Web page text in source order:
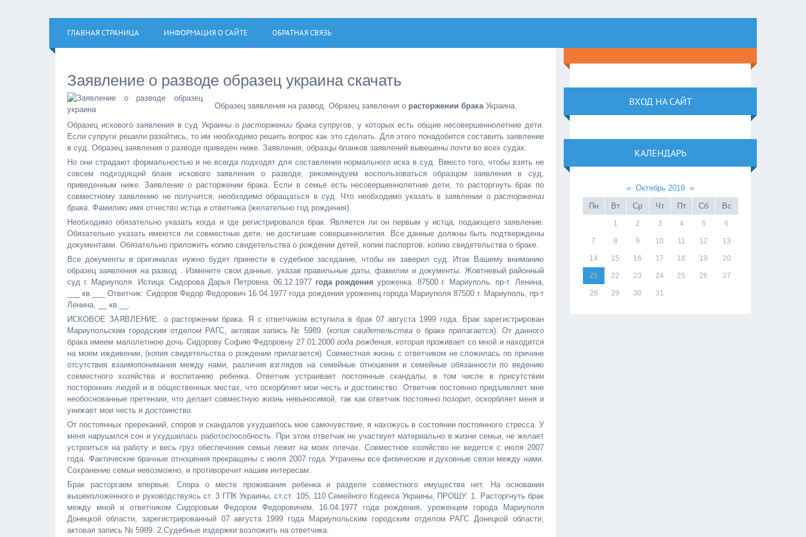
ГЛАВНАЯ СТРАНИЦА ИНФОРМАЦИЯ О САЙТЕ ОБРАТНАЯ СВЯЗЬ
Заявление о разводе образец украина скачать
Образец заявления на развод. Образец заявления о расторжении бракаУкраина.
Образец искового заявления в суд Украины орасторжении бракасупругов, у которых есть общие несовершеннолетние дети.
Если супруги решили разойтись, то им необходимо решить вопрос как это сделать. Для этого понадобится составить заявление
в суд. Образец заявления о разводе приведен ниже. Заявления, образцы бланков заявлений вывешены почти во всех судах.
Но они страдают формальностью и не всегда подходят для составления нормального иска в суд. Вместо того, чтобы взять не
совсем подходящий бланк искового заявления о разводе, рекомендуем воспользоваться образцом заявления в суд,
приведенным ниже. Заявление о расторжении брака. Если в семье есть несовершеннолетние дети, то расторгнуть брак по
совместному заявлению не получится, необходимо обращаться в суд. Что необходимо указать в заявлении о расторжении
брака. Фамилию имя отчество истца и ответчика (желательно год рождения).
Необходимо обязательно указать когда и где регистрировался брак. Является ли он первым у истца, подающего заявление.
Обязательно указать имеются ли совместные дети, не достигшие совершеннолетия. Все данные должны быть подтверждены
документами. Обязательно приложить копию свидетельства о рождении детей, копии паспортов, копию свидетельства о браке.
Все документы в оригиналах нужно будет принести в судебное заседание, чтобы их заверил суд. Итак Вашему вниманию
образец заявления на развод . Измените свои данные, указав правильные даты, фамилии и документы. Жовтневый районный
суд г. Мариуполя. Истица: Сидорова Дарья Петровна. 06.12.1977 года рождения уроженка. 87500 г. Мариуполь. пр-т. Ленина,
___ кв.___ Ответчик: Сидоров Федор Федорович 16.04.1977 года рождения уроженец города Мариуполя 87500 г. Мариуполь, пр-т
Ленина, __ кв.__.
ИСКОВОЕ ЗАЯВЛЕНИЕ. о расторжении брака. Я с ответчиком вступила в брак 07 августа 1999 года. Брак зарегистрирован
Мариупольским городским отделом РАГС, актовая запись № 5989. (копия свидетельства о браке прилагается). От данного
брака имеем малолетнюю дочь Сидорову Софию Федоровну 27.01.2000года рождения, которая проживает со мной и находится
на моем иждивении, (копия свидетельства о рождении прилагается). Совместная жизнь с ответчиком не сложилась по причине
отсутствия взаимопонимания между нами, различия взглядов на семейные отношения и семейные обязанности по ведению
совместного хозяйства и воспитанию ребенка. Ответчик устраивает постоянные скандалы, в том числе в присутствии
посторонних людей и в общественных местах, что оскорбляет мои честь и достоинство. Ответчик постоянно предъявляет мне
необоснованные претензии, что делает совместную жизнь невыносимой, так как ответчик постоянно позорит, оскорбляет меня и
унижает мои честь и достоинство.
От постоянных пререканий, споров и скандалов ухудшилось мое самочувствие, я нахожусь в состоянии постоянного стресса. У
меня нарушился сон и ухудшилась работоспособность. При этом ответчик не участвует материально в жизни семьи, не желает
устроиться на работу и весь груз обеспечения семьи лежит на моих плечах. Совместное хозяйство не ведется с июля 2007
года. Фактические брачные отношения прекращены с июля 2007 года. Утрачены все физические и духовные связи между нами.
Сохранение семьи невозможно, и противоречит нашим интересам.
Брак расторгаем впервые. Спора о месте проживания ребенка и разделе совместного имущества нет. На основании
вышеизложенного и руководствуясь ст. 3 ГПК Украины, ст.ст. 105, 110 Семейного Кодекса Украины, ПРОШУ: 1. Расторгнуть брак
между мной и ответчиком Сидоровым Федором Федоровичем, 16.04.1977 года рождения, уроженцем города Мариуполя
Донецкой области, зарегистрированный 07 августа 1999 года Мариупольским городским отделом РАГС Донецкой области,
актовая запись № 5989. 2.Судебные издержки возложить на ответчика.
ВХОД НА САЙТ
КАЛЕНДАРЬ
« Октябрь 2019 »
Пн
Вт Ср Чт Пт Сб Вс
1 2 3 4 5 6
7 8 9 10 11 12 13
14 15 16 17 18 19 20
21 22 23 24 25 26 27
28 29 30 31